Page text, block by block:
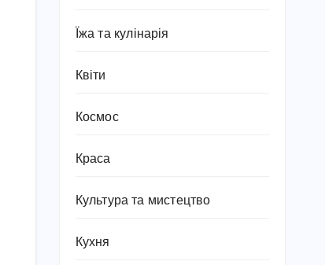
Їжа та кулінарія
Квіти
Космос
Краса
Культура та мистецтво
Кухня